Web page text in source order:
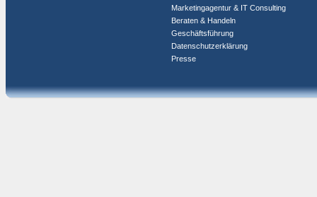
Marketingagentur & IT Consulting
Beraten & Handeln
Geschäftsführung
Datenschutzerklärung
Presse